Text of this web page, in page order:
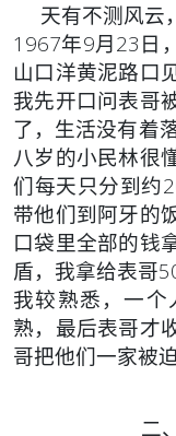
天有不测风云
1967年9月23日
山口洋黄泥路口
我先开口问表哥
了，生活没有着
八岁的小民林很
们每天只分到约
带他们到阿牙的
口袋里全部的钱
盾，我拿给表哥
我较熟悉，一
熟，最后表哥才
哥把他们一家被
二